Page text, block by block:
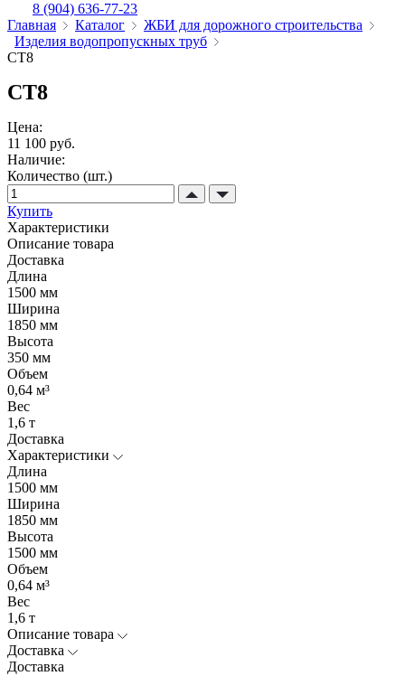
8 (904) 636-77-23
Главная
Каталог
ЖБИ для дорожного строительства
Изделия водопропускных труб
СТ8
СТ8
Цена:
11 100 руб.
Наличие:
Количество (шт.)
Купить
Характеристики
Описание товара
Доставка
Длина
1500 мм
Ширина
1850 мм
Высота
350 мм
Объем
0,64 м³
Вес
1,6 т
Доставка
Характеристики
Длина
1500 мм
Ширина
1850 мм
Высота
1500 мм
Объем
0,64 м³
Вес
1,6 т
Описание товара
Доставка
Доставка